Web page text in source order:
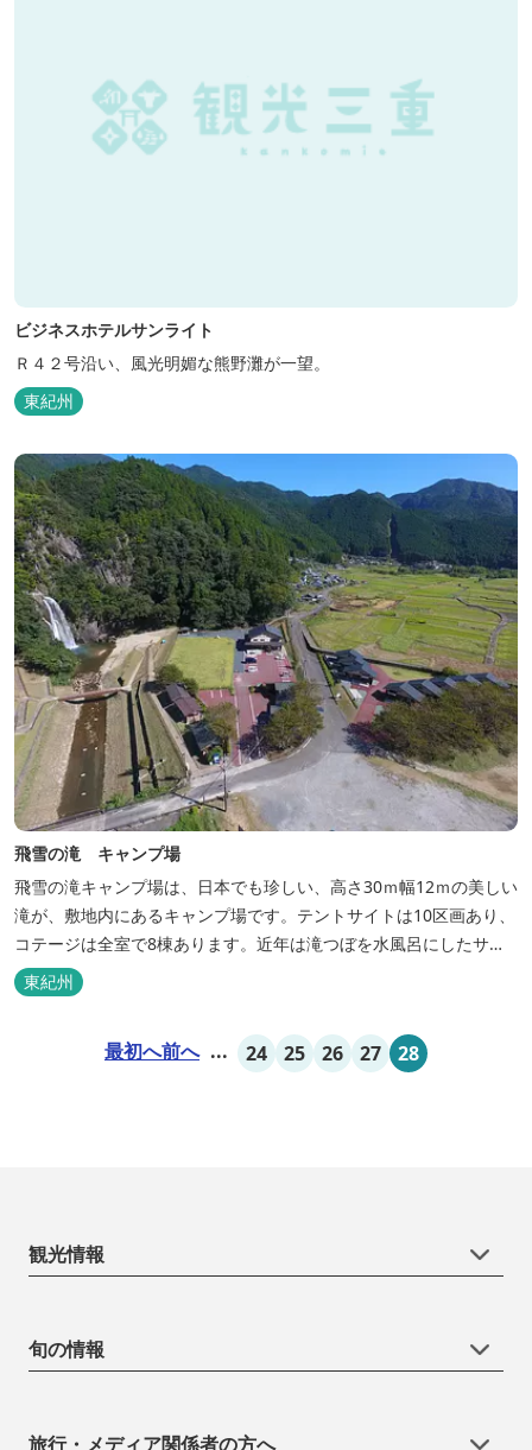
ビジネスホテルサンライト
Ｒ４２号沿い、風光明媚な熊野灘が一望。
東紀州
飛雪の滝 キャンプ場
飛雪の滝キャンプ場は、日本でも珍しい、高さ30ｍ幅12ｍの美しい
滝が、敷地内にあるキャンプ場です。テントサイトは10区画あり、
コテージは全室で8棟あります。近年は滝つぼを水風呂にしたサウ
ナが人気です。
東紀州
最初へ前へ ... 24 25 26 27 28
観光情報
旬の情報
旅行・メディア関係者の方へ